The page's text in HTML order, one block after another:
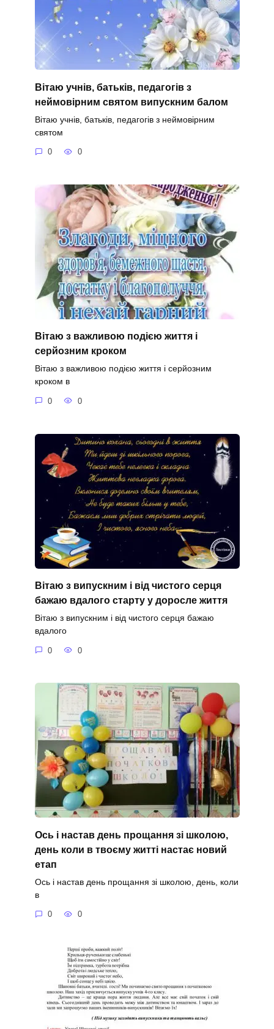
Вітаю учнів, батьків, педагогів з
неймовірним святом випускним балом
Вітаю учнів, батьків, педагогів з неймовірним
святом
0 0
Вітаю з важливою подією життя і
серйозним кроком
Вітаю з важливою подією життя і серйозним
кроком в
0 0
Вітаю з випускним і від чистого серця
бажаю вдалого старту у доросле життя
Вітаю з випускним і від чистого серця бажаю
вдалого
0 0
Ось і настав день прощання зі школою,
день коли в твоєму житті настає новий
етап
Ось і настав день прощання зі школою, день, коли
в
0 0